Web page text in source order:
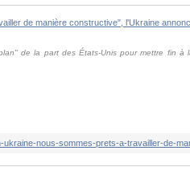
de la part des États-Unis pour mettre fin à